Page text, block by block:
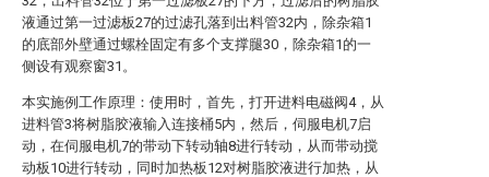
液通过第一过滤板27的过滤孔落到出料管32内，除杂箱1
的底部外壁通过螺栓固定有多个支撑腿30，除杂箱1的一
侧设有观察窗31。
本实施例工作原理：使用时，首先，打开进料电磁阀4，从
进料管3将树脂胶液输入连接桶5内，然后，伺服电机7启
动，在伺服电机7的带动下转动轴8进行转动，从而带动搅
动板10进行转动，同时加热板12对树脂胶液进行加热，从